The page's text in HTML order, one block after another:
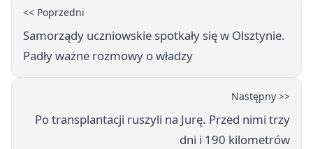
<< Poprzedni
Samorządy uczniowskie spotkały się w Olsztynie.
Padły ważne rozmowy o władzy
Następny >>
Po transplantacji ruszyli na Jurę. Przed nimi trzy
dni i 190 kilometrów